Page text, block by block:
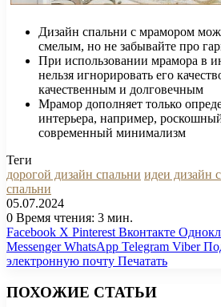
Дизайн спальни с мрамором
смелым, но не забывайте про
При использовании мрамора в
нельзя игнорировать его
качественным и долговечным
Мрамор дополняет только
интерьера, например,
современный минимализм
Теги
дорогой дизайн спальни идеи дизайн
спальни
05.07.2024
0 Время чтения: 3 мин.
Facebook X Pinterest Вконтакте
Messenger WhatsApp Telegram Viber
электронную почту Печатать
ПОХОЖИЕ СТАТЬИ